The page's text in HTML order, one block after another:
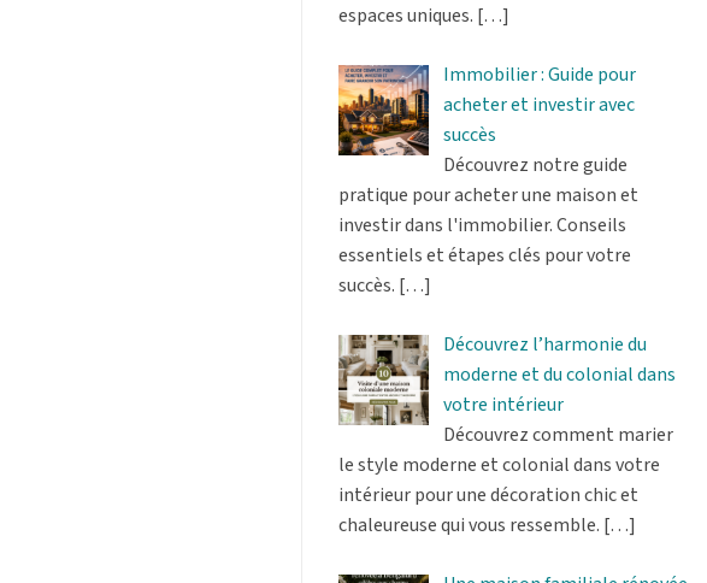
espaces uniques. […]
Immobilier : Guide pour
acheter et investir avec
succès
Découvrez notre guide
pratique pour acheter une maison et
investir dans l'immobilier. Conseils
essentiels et étapes clés pour votre
succès. […]
Découvrez l’harmonie du
moderne et du colonial dans
votre intérieur
Découvrez comment marier
le style moderne et colonial dans votre
intérieur pour une décoration chic et
chaleureuse qui vous ressemble. […]